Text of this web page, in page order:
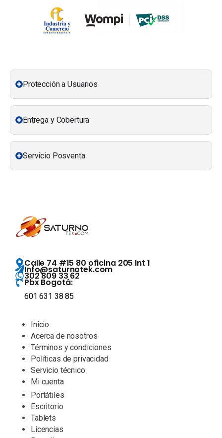
Protección a Usuarios
Entrega y Cobertura
Servicio Posventa
Calle 74 #15 80 oficina 205 Int 1
Info@saturnotek.com
302 809 33 62
Pbx Bogotá:
601 631 38 85
Inicio
Acerca de nosotros
Términos y condiciones
Políticas de privacidad
Servicio técnico
Mi cuenta
Portátiles
Escritorio
Tablets
Licencias